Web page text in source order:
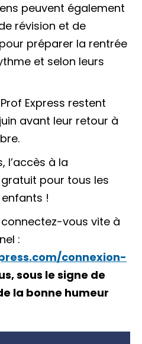
peuvent également
révision et de
préparer la rentrée
et selon leurs
Express restent
avant leur retour à
l’accès à la
pour tous les
!
vous vite à
:
connexion-
sous le signe de
la bonne humeur